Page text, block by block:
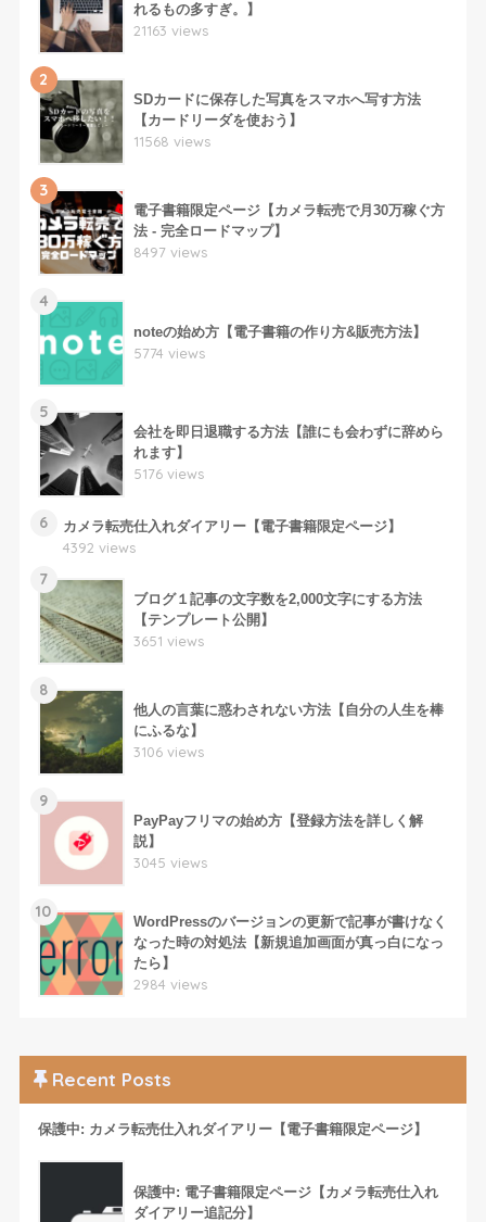
れるもの多すぎ。】
21163 views
2
SDカードに保存した写真をスマホへ写す方法
【カードリーダを使おう】
11568 views
3
電子書籍限定ページ【カメラ転売で月30万稼ぐ方
法 - 完全ロードマップ】
8497 views
4
noteの始め方【電子書籍の作り方&販売方法】
5774 views
5
会社を即日退職する方法【誰にも会わずに辞めら
れます】
5176 views
6 カメラ転売仕入れダイアリー【電子書籍限定ページ】
4392 views
7
ブログ１記事の文字数を2,000文字にする方法
【テンプレート公開】
3651 views
8
他人の言葉に惑わされない方法【自分の人生を棒
にふるな】
3106 views
9
PayPayフリマの始め方【登録方法を詳しく解
説】
3045 views
10
WordPressのバージョンの更新で記事が書けなく
なった時の対処法【新規追加画面が真っ白になっ
たら】
2984 views
Recent Posts
保護中: カメラ転売仕入れダイアリー【電子書籍限定ページ】
保護中: 電子書籍限定ページ【カメラ転売仕入れ
ダイアリー追記分】